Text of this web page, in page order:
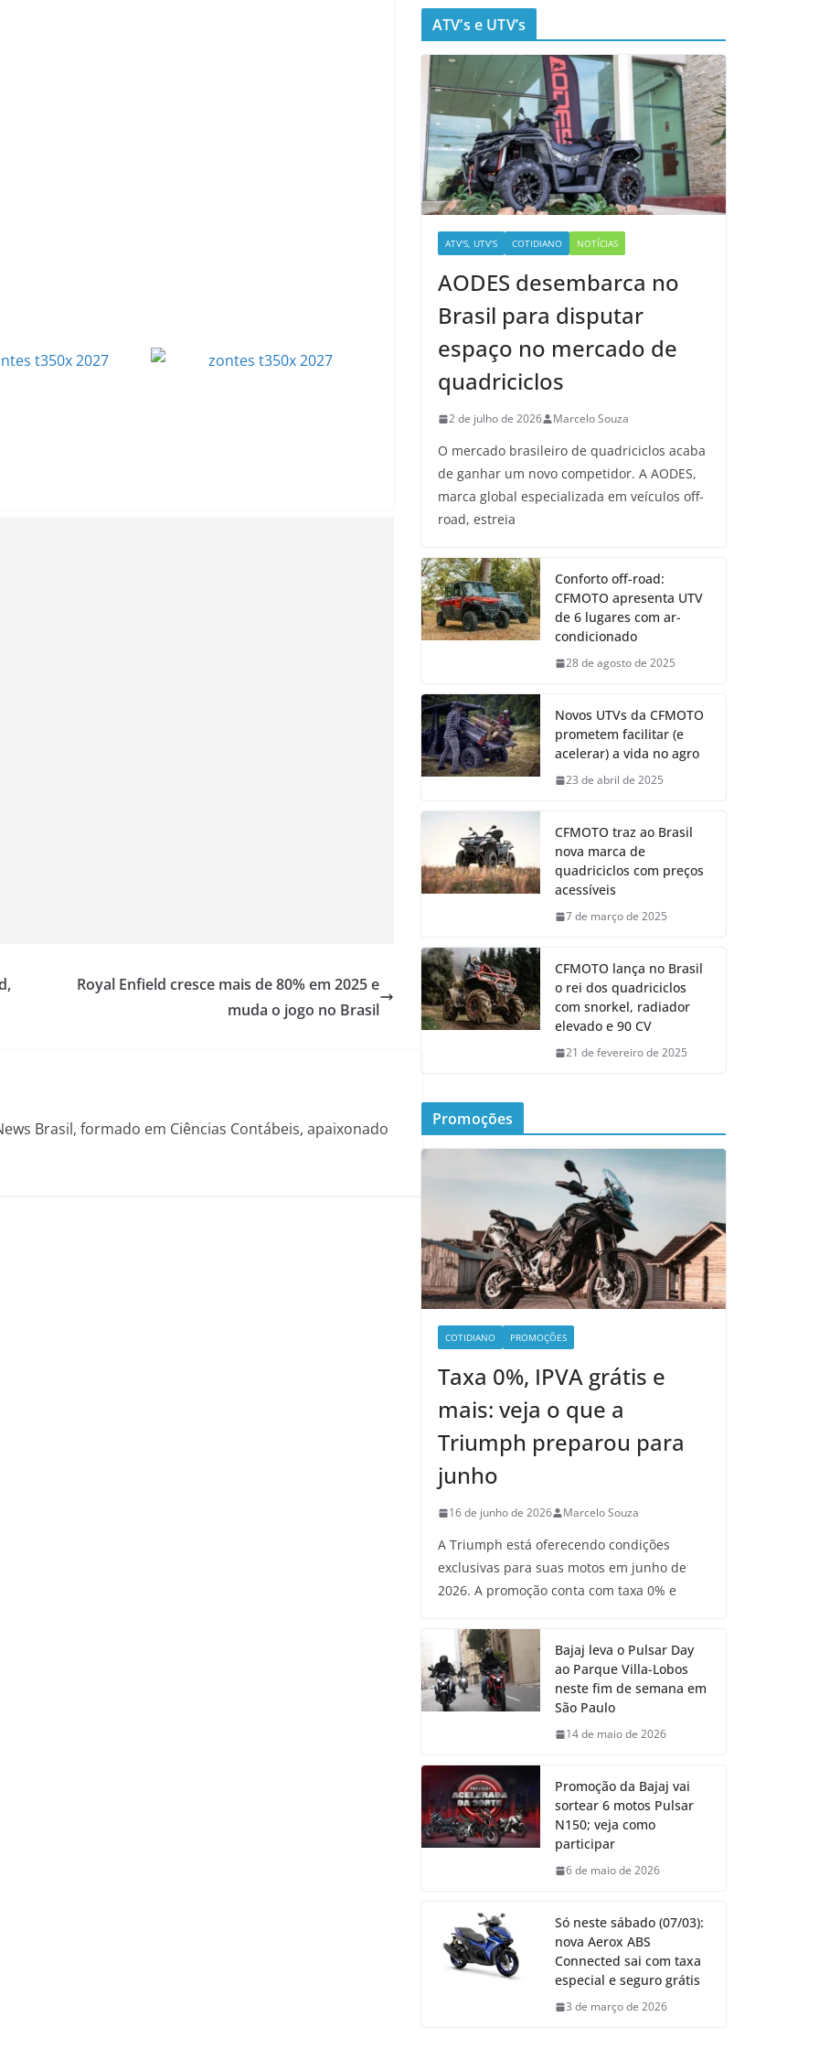
Royal Enfield cresce mais de 80% em 2025 e
muda o jogo no Brasil
Brasil, formado em Ciências Contábeis, apaixonado
ATV’s e UTV’s
ATV'S, UTV'S COTIDIANO NOTÍCIAS
AODES desembarca no
Brasil para disputar
espaço no mercado de
quadriciclos
2 de julho de 2026 Marcelo Souza
O mercado brasileiro de quadriciclos acaba
de ganhar um novo competidor. A AODES,
marca global especializada em veículos off-
road, estreia
Conforto off-road:
CFMOTO apresenta UTV
de 6 lugares com ar-
condicionado
28 de agosto de 2025
Novos UTVs da CFMOTO
prometem facilitar (e
acelerar) a vida no agro
23 de abril de 2025
CFMOTO traz ao Brasil
nova marca de
quadriciclos com preços
acessíveis
7 de março de 2025
CFMOTO lança no Brasil
o rei dos quadriciclos
com snorkel, radiador
elevado e 90 CV
21 de fevereiro de 2025
Promoções
COTIDIANO PROMOÇÕES
Taxa 0%, IPVA grátis e
mais: veja o que a
Triumph preparou para
junho
16 de junho de 2026 Marcelo Souza
A Triumph está oferecendo condições
exclusivas para suas motos em junho de
2026. A promoção conta com taxa 0% e
Bajaj leva o Pulsar Day
ao Parque Villa-Lobos
neste fim de semana em
São Paulo
14 de maio de 2026
Promoção da Bajaj vai
sortear 6 motos Pulsar
N150; veja como
participar
6 de maio de 2026
Só neste sábado (07/03):
nova Aerox ABS
Connected sai com taxa
especial e seguro grátis
3 de março de 2026